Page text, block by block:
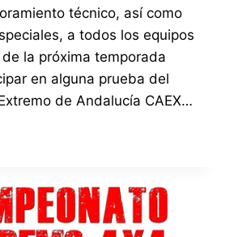
técnico, así como
a todos los equipos
la próxima temporada
en alguna prueba del
de Andalucía CAEX…